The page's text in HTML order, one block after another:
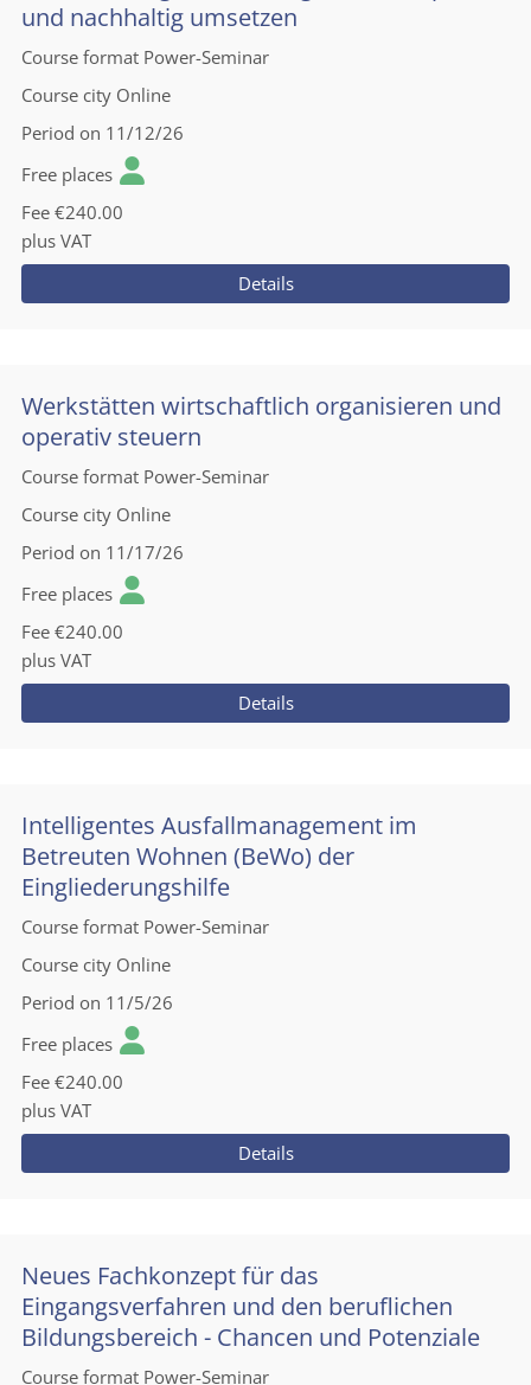
und nachhaltig umsetzen
Course format Power-Seminar
Course city Online
Period on 11/12/26
Free places
Fee €240.00
plus VAT
Details
Werkstätten wirtschaftlich organisieren und
operativ steuern
Course format Power-Seminar
Course city Online
Period on 11/17/26
Free places
Fee €240.00
plus VAT
Details
Intelligentes Ausfallmanagement im
Betreuten Wohnen (BeWo) der
Eingliederungshilfe
Course format Power-Seminar
Course city Online
Period on 11/5/26
Free places
Fee €240.00
plus VAT
Details
Neues Fachkonzept für das
Eingangsverfahren und den beruflichen
Bildungsbereich - Chancen und Potenziale
Course format Power-Seminar